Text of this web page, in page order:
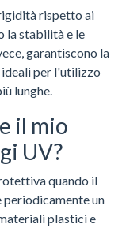
rispetto ai
la stabilità e le
garantiscono la
per l'utilizzo
lunghe.
il mio
UV?
quando il
periodicamente un
plastici e